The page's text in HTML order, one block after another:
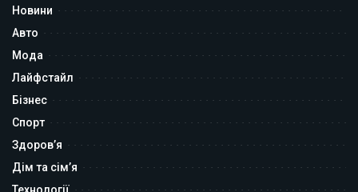
Новини
Авто
Мода
Лайфстайл
Бізнес
Спорт
Здоров’я
Дім та сім’я